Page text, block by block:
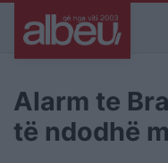
Alarm te
të ndodhë